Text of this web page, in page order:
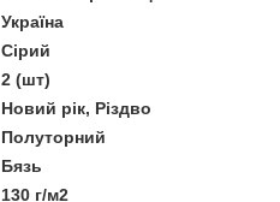
Україна
Сірий
2 (шт)
Новий рік, Різдво
Полуторний
Бязь
130 г/м2